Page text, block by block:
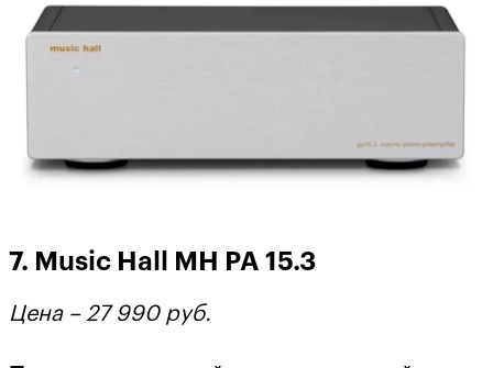
7. Music Hall MH PA 15.3
Цена – 27 990 руб.